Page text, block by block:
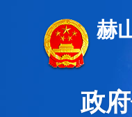
赫
政